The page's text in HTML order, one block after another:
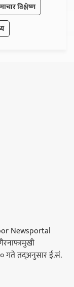
विश्लेष्ण
Newsportal
गते तद्अनुसार ई.सं.